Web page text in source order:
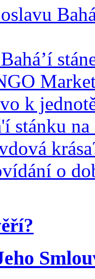
k
stánku
o